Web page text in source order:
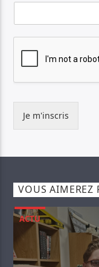
Je m'inscris
VOUS AIMEREZ
ACTU